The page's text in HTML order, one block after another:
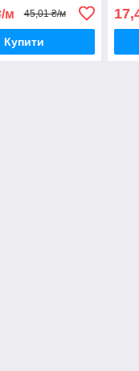
м 45,01 ₴/м
Купити